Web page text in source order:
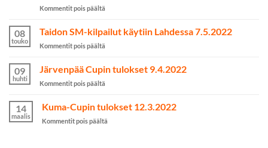
kamppailulajeissa
Kommentit pois päältä
Australian
MM2023-
valittu
08
touko
Taidon SM-kilpailut käytiin Lahdessa 7.5.2022
Kommentit pois päältä
SM-
kilpailut
7.5.2022
09
huhti
Järvenpää Cupin tulokset 9.4.2022
Kommentit pois päältä
Cupin
tulokset
9.4.2022
14
maalis
Kuma-Cupin tulokset 12.3.2022
Kommentit pois päältä